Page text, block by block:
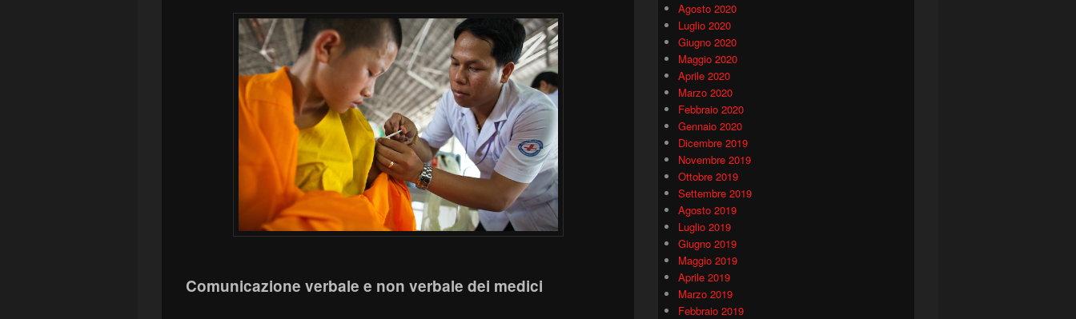
Comunicazione verbale e non verbale dei medici
Agosto 2020
Luglio 2020
Giugno 2020
Maggio 2020
Aprile 2020
Marzo 2020
Febbraio 2020
Gennaio 2020
Dicembre 2019
Novembre 2019
Ottobre 2019
Settembre 2019
Agosto 2019
Luglio 2019
Giugno 2019
Maggio 2019
Aprile 2019
Marzo 2019
Febbraio 2019